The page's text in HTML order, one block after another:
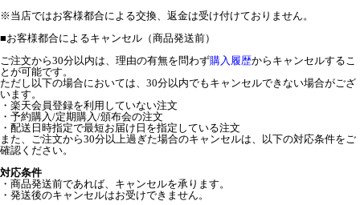
※当店ではお客様都合による交換、返金は受け付けておりません。
■お客様都合によるキャンセル（商品発送前）
ご注文から30分以内は、理由の有無を問わず購入履歴からキャンセルするこ
とが可能です。
ただし以下の場合においては、30分以内でもキャンセルできない場合がござ
います。
・楽天会員登録を利用していない注文
・予約購入/定期購入/頒布会の注文
・配送日時指定で最短お届け日を指定している注文
また、ご注文から30分以上過ぎた場合のキャンセルは、以下の対応条件をご
確認ください。
対応条件
・商品発送前であれば、キャンセルを承ります。
・発送後のキャンセルはお受けできません。